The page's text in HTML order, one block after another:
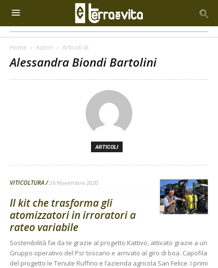
Home Autori Articoli di
Alessandra Biondi Bartolini
ARTICOLI
VITICOLTURA 26 Novembre 2020
Il kit che trasforma gli
atomizzatori in irroratori a
rateo variabile
Sostenibilità fai da te grazie al progetto Kattivo, attivato grazie a un
Gruppo operativo del Psr toscano e arrivato al giro di boa. Capofila
del progetto le Tenute Ruffino e l’azienda agricola San Felice. I primi